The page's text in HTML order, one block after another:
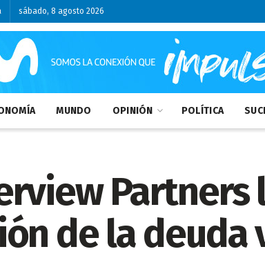
sábado, 8 agosto 2026
MUNDO OPINIÓN POLÍTICA
Partners
de la deuda